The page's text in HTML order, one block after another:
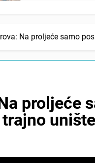
Na proljeće samo
proljeće